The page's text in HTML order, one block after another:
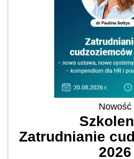
Nowość
Zatrudnianie
2026